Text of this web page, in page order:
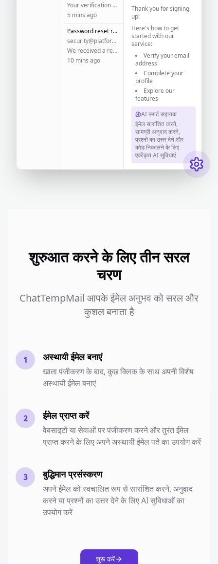
Your verification code is: 123456
5 mins ago
Password reset request
security@platform.com
We received a request to reset your password...
10 mins ago
Thank you for signing
up!
Here's how to get
started with our
service:
Verify your email
address
Complete your
profile
Explore our
features
AI स्मार्ट सहायक
ईमेल सारांशित करने,
सामग्री अनुवाद करने,
प्रश्नों का उत्तर देने और
कोड निकालने के लिए
एकीकृत AI सुविधाएं
शुरुआत करने के लिए तीन सरल
चरण
ChatTempMail आपके ईमेल अनुभव को सरल और
कुशल बनाता है
1 अस्थायी ईमेल बनाएं
खाता पंजीकरण के बाद, कुछ क्लिक के साथ अपनी विशेष
अस्थायी ईमेल बनाएं
2 ईमेल प्राप्त करें
वेबसाइटों या सेवाओं पर पंजीकरण करने और तुरंत ईमेल
प्राप्त करने के लिए अपने अस्थायी ईमेल पते का उपयोग करें
3 बुद्धिमान प्रसंस्करण
अपने ईमेल को स्वचालित रूप से सारांशित करने, अनुवाद
करने या प्रश्नों का उत्तर देने के लिए AI सुविधाओं का
उपयोग करें
शुरू करें